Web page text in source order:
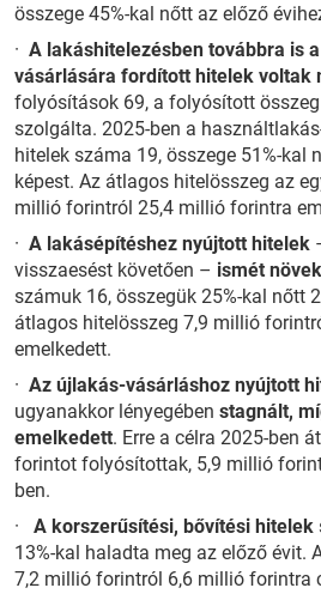
összege 45%-kal nőtt az előző
· A lakáshitelezésben továbbra is
vásárlására fordított hitelek voltak
folyósítások 69, a folyósított összeg
szolgálta. 2025-ben a
hitelek száma 19, összege 51%-kal
képest. Az átlagos hitelösszeg az
millió forintról 25,4 millió forintra
· A lakásépítéshez nyújtott hitelek
visszaesést követően – ismét
számuk 16, összegük 25%-kal nőtt
átlagos hitelösszeg 7,9 millió
emelkedett.
· Az újlakás-vásárláshoz nyújtott
ugyanakkor lényegében stagnált,
emelkedett. Erre a célra 2025-ben
forintot folyósítottak, 5,9 millió
ben.
· A korszerűsítési, bővítési hitelek
13%-kal haladta meg az előző évit.
7,2 millió forintról 6,6 millió forintra